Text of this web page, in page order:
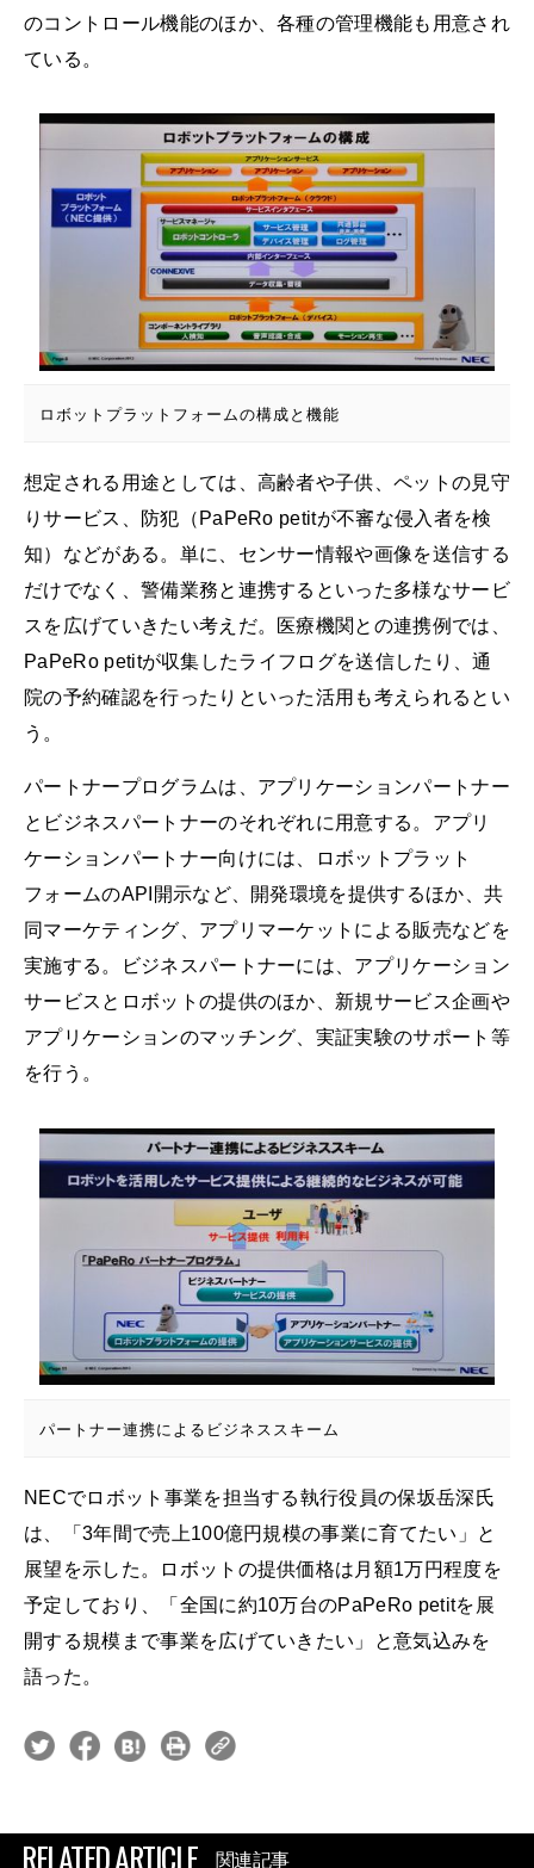
のコントロール機能のほか、各種の管理機能も用意され
ている。
ロボットプラットフォームの構成と機能
想定される用途としては、高齢者や子供、ペットの見守
りサービス、防犯（PaPeRo petitが不審な侵入者を検
知）などがある。単に、センサー情報や画像を送信する
だけでなく、警備業務と連携するといった多様なサービ
スを広げていきたい考えだ。医療機関との連携例では、
PaPeRo petitが収集したライフログを送信したり、通
院の予約確認を行ったりといった活用も考えられるとい
う。
パートナープログラムは、アプリケーションパートナー
とビジネスパートナーのそれぞれに用意する。アプリ
ケーションパートナー向けには、ロボットプラット
フォームのAPI開示など、開発環境を提供するほか、共
同マーケティング、アプリマーケットによる販売などを
実施する。ビジネスパートナーには、アプリケーション
サービスとロボットの提供のほか、新規サービス企画や
アプリケーションのマッチング、実証実験のサポート等
を行う。
パートナー連携によるビジネススキーム
NECでロボット事業を担当する執行役員の保坂岳深氏
は、「3年間で売上100億円規模の事業に育てたい」と
展望を示した。ロボットの提供価格は月額1万円程度を
予定しており、「全国に約10万台のPaPeRo petitを展
開する規模まで事業を広げていきたい」と意気込みを
語った。
RELATED ARTICLE 関連記事